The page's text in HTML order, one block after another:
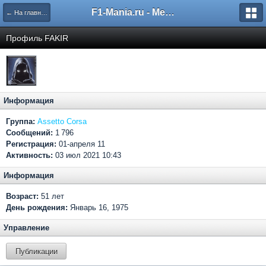
← На главную F1-Mania.ru - Международный чемпионат по симрейсингу
Профиль FAKIR
Информация
Группа: Assetto Corsa
Сообщений: 1 796
Регистрация: 01-апреля 11
Активность: 03 июл 2021 10:43
Информация
Возраст: 51 лет
День рождения: Январь 16, 1975
Управление
Публикации